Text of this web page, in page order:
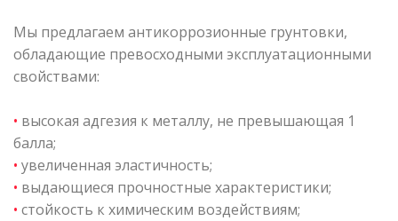
Мы предлагаем антикоррозионные грунтовки,
обладающие превосходными эксплуатационными
свойствами:
• высокая адгезия к металлу, не превышающая 1
балла;
• увеличенная эластичность;
• выдающиеся прочностные характеристики;
• стойкость к химическим воздействиям;